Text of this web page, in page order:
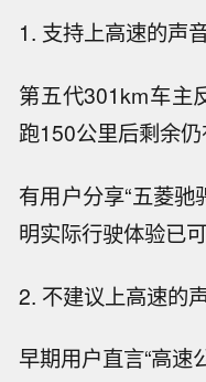
1. 支持上高速的声
第五代301km车主
跑150公里后剩余仍
有用户分享“五菱
明实际行驶体验已可
2. 不建议上高速的
早期用户直言“高速